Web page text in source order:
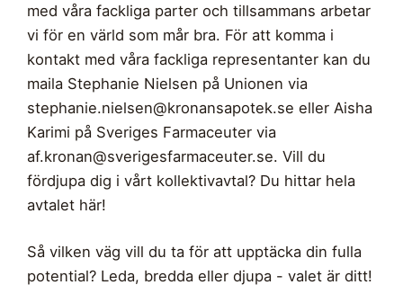
med våra fackliga parter och tillsammans arbetar
vi för en värld som mår bra. För att komma i
kontakt med våra fackliga representanter kan du
maila Stephanie Nielsen på Unionen via
stephanie.nielsen@kronansapotek.se eller Aisha
Karimi på Sveriges Farmaceuter via
af.kronan@sverigesfarmaceuter.se. Vill du
fördjupa dig i vårt kollektivavtal? Du hittar hela
avtalet här!
Så vilken väg vill du ta för att upptäcka din fulla
potential? Leda, bredda eller djupa - valet är ditt!